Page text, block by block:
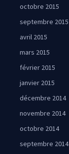
octobre 2015
septembre 2015
avril 2015
mars 2015
février 2015
janvier 2015
décembre 2014
novembre 2014
octobre 2014
septembre 2014